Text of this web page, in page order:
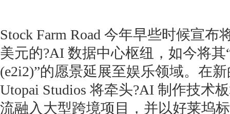
Stock Farm Road 今年早些时候宣布
美元的?AI 数据中心枢纽，如今将
(e2i2)”的愿景延展至娱乐领域。在
Utopai Studios 将牵头?AI 制作技术
流融入大型跨境项目，并以好莱坞